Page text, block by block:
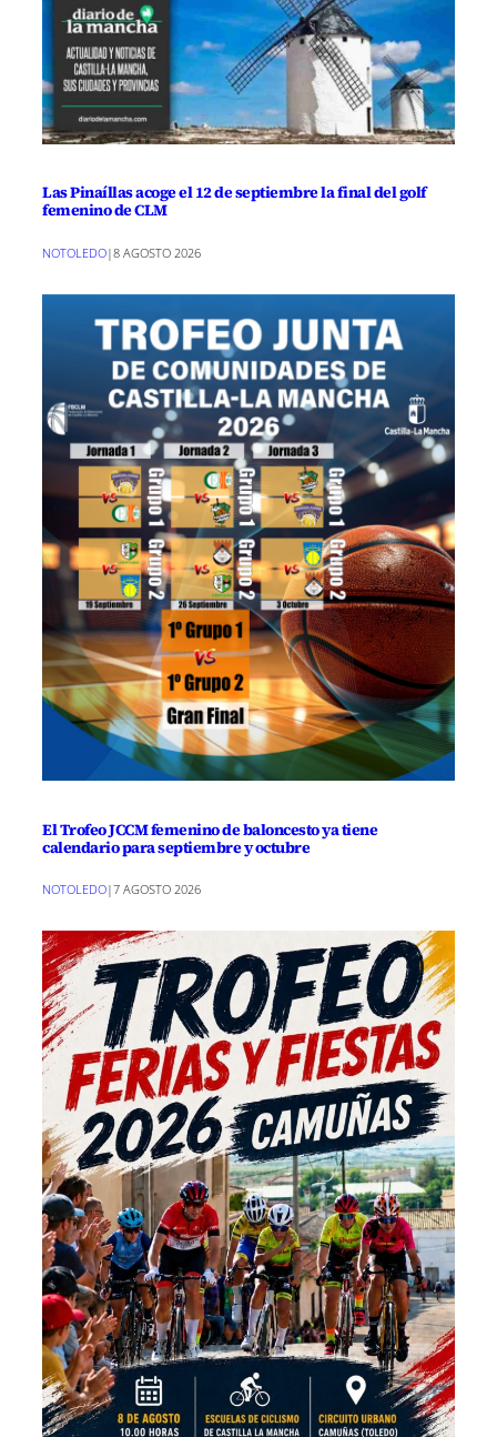
Las Pinaíllas acoge el 12 de septiembre la final del golf
femenino de CLM
NOTOLEDO|8 AGOSTO 2026
El Trofeo JCCM femenino de baloncesto ya tiene
calendario para septiembre y octubre
NOTOLEDO|7 AGOSTO 2026